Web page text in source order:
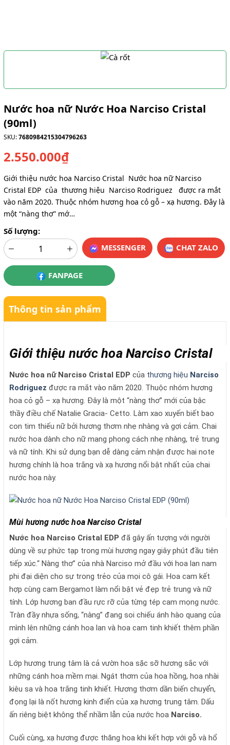
Nước hoa nữ Nước Hoa Narciso Cristal
(90ml)
SKU:7680984215304796263
2.550.000₫
Giới thiệu nước hoa Narciso Cristal Nước hoa nữ Narciso
Cristal EDP của thương hiệu Narciso Rodriguez được ra mắt
vào năm 2020. Thuộc nhóm hương hoa cỏ gỗ – xạ hương. Đây là
một “nàng thơ” mớ…
Số lượng:
MESSENGER
CHAT ZALO
FANPAGE
Thông tin sản phẩm
Giới thiệu nước hoa Narciso Cristal
Nước hoa nữ Narciso Cristal EDP của thương hiệu Narciso
Rodriguez được ra mắt vào năm 2020. Thuộc nhóm hương
hoa cỏ gỗ – xạ hương. Đây là một “nàng thơ” mới của bậc
thầy điều chế Natalie Gracia- Cetto. Làm xao xuyến biết bao
con tim thiếu nữ bởi hương thơm nhẹ nhàng và gợi cảm. Chai
nước hoa dành cho nữ mang phong cách nhẹ nhàng, trẻ trung
và nữ tính. Khi sử dụng bạn dễ dàng cảm nhận được hai note
hương chính là hoa trắng và xạ hương nổi bật nhất của chai
nước hoa này.
Mùi hương nước hoa Narciso Cristal
Nước hoa Narciso Cristal EDP đã gây ấn tượng với người
dùng về sự phức tạp trong mùi hương ngay giây phút đầu tiên
tiếp xúc.“ Nàng thơ” của nhà Narciso mở đầu với hoa lan nam
phi đại diện cho sự trong trẻo của mọi cô gái. Hoa cam kết
hợp cùng cam Bergamot làm nổi bật vẻ đẹp trẻ trung và nữ
tính. Lớp hương ban đầu rực rỡ của từng tép cam mọng nước.
Tràn đầy nhựa sống, “nàng” đang soi chiếu ánh hào quang của
mình lên những cánh hoa lan và hoa cam tinh khiết thêm phần
gợi cảm.
Lớp hương trung tâm là cả vườn hoa sặc sỡ hương sắc với
những cánh hoa mềm mại. Ngát thơm của hoa hồng, hoa nhài
kiêu sa và hoa trắng tinh khiết. Hương thơm dần biến chuyển,
đọng lại là nốt hương kinh điển của xạ hương trung tâm. Dấu
ấn riêng biệt không thể nhầm lẫn của nước hoa Narciso.
Cuối cùng, xạ hương được thăng hoa khi kết hợp với gỗ và hổ